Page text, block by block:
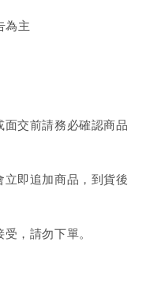
為主
交前請務必確認商品
即追加商品，到貨後
，請勿下單。